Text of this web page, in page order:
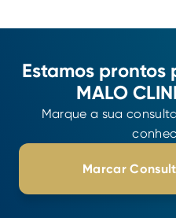
Estamos
MALO
Marque a sua
Marcar